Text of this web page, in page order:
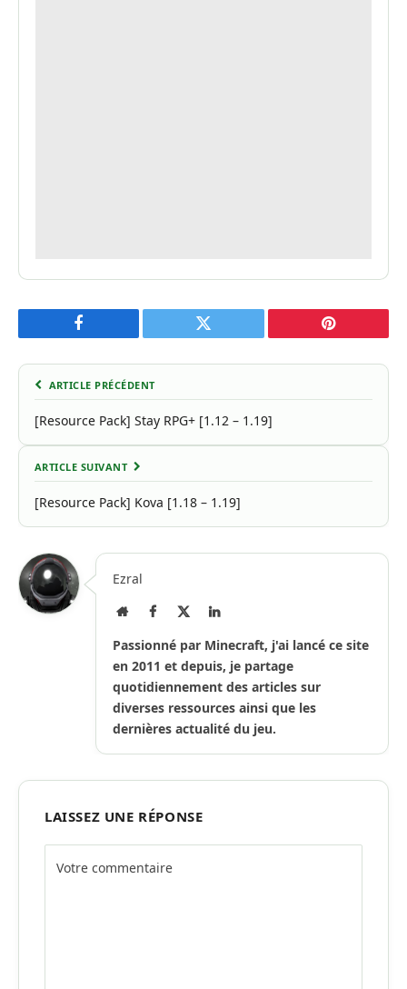
Facebook Twitter Pinterest
ARTICLE PRÉCÉDENT
[Resource Pack] Stay RPG+ [1.12 – 1.19]
ARTICLE SUIVANT
[Resource Pack] Kova [1.18 – 1.19]
Ezral
Site
Facebook
X
LinkedIn
Passionné par Minecraft, j'ai lancé ce site
en 2011 et depuis, je partage
quotidiennement des articles sur
diverses ressources ainsi que les
dernières actualité du jeu.
LAISSEZ UNE RÉPONSE